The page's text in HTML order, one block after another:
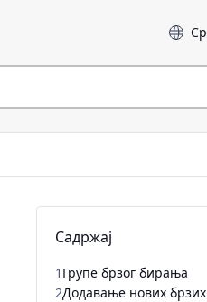
Језик
Садржај
1 Групе брзог бирања
2Додавање нових брзих